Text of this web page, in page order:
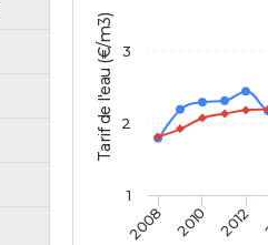
Tarif de l'eau (€/m3)
2008 2010 2012
2
3
1